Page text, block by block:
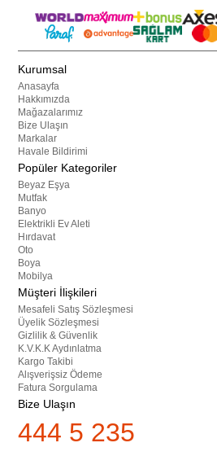
Kurumsal
Anasayfa
Hakkımızda
Mağazalarımız
Bize Ulaşın
Markalar
Havale Bildirimi
Popüler Kategoriler
Beyaz Eşya
Mutfak
Banyo
Elektrikli Ev Aleti
Hırdavat
Oto
Boya
Mobilya
Müşteri İlişkileri
Mesafeli Satış Sözleşmesi
Üyelik Sözleşmesi
Gizlilik & Güvenlik
K.V.K.K Aydınlatma
Kargo Takibi
Alışverişsiz Ödeme
Fatura Sorgulama
Bize Ulaşın
444 5 235